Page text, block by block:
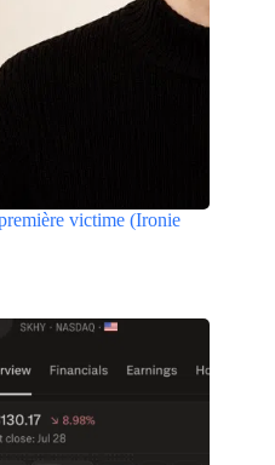
victime (Ironie